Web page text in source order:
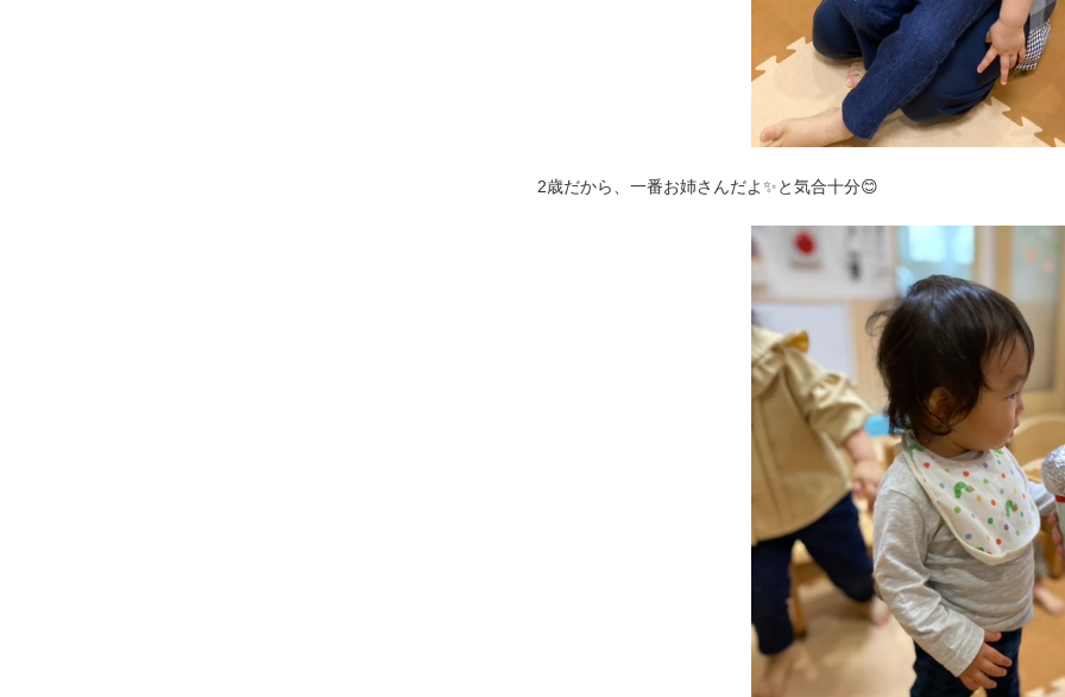
2歳だから、一番お姉さんだよ✨と気合十分😊